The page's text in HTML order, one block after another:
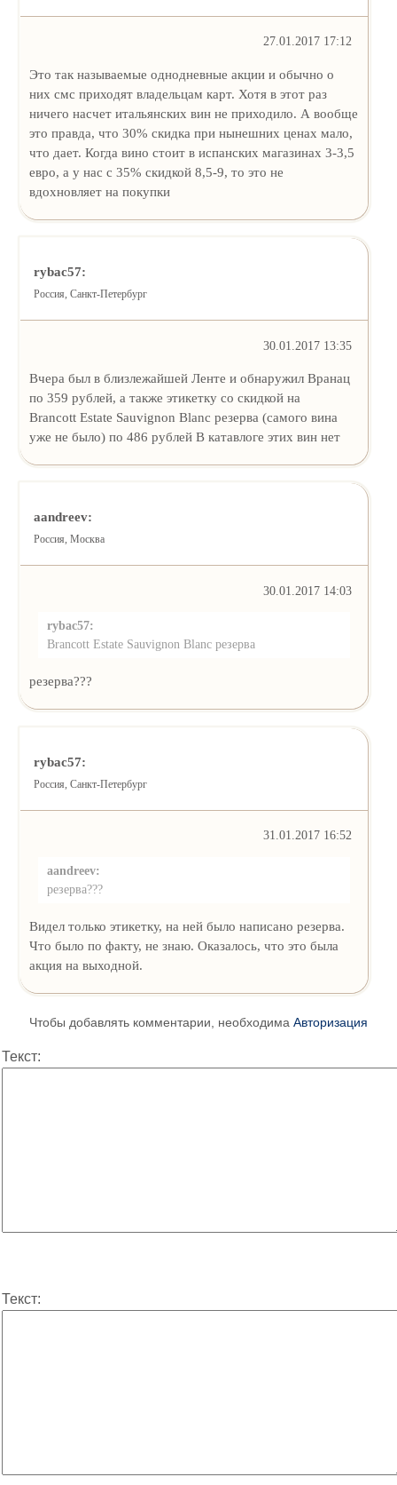
27.01.2017 17:12
Это так называемые однодневные акции и обычно о
них смс приходят владельцам карт. Хотя в этот раз
ничего насчет итальянских вин не приходило. А вообще
это правда, что 30% скидка при нынешних ценах мало,
что дает. Когда вино стоит в испанских магазинах 3-3,5
евро, а у нас с 35% скидкой 8,5-9, то это не
вдохновляет на покупки
rybac57:
Россия, Санкт-Петербург
30.01.2017 13:35
Вчера был в близлежайшей Ленте и обнаружил Вранац
по 359 рублей, а также этикетку со скидкой на
Brancott Estate Sauvignon Blanc резерва (самого вина
уже не было) по 486 рублей В катавлоге этих вин нет
aandreev:
Россия, Москва
30.01.2017 14:03
rybac57:
Brancott Estate Sauvignon Blanc резерва
резерва???
rybac57:
Россия, Санкт-Петербург
31.01.2017 16:52
aandreev:
резерва???
Видел только этикетку, на ней было написано резерва.
Что было по факту, не знаю. Оказалось, что это была
акция на выходной.
Чтобы добавлять комментарии, необходима Авторизация
Текст:
Текст: